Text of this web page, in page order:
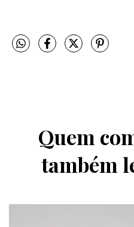
Quem
também